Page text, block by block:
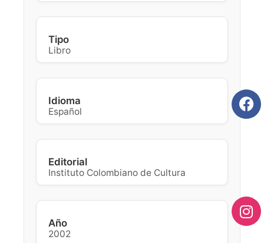
Tipo
Libro
Idioma
Español
Editorial
Instituto Colombiano de Cultura
Año
2002